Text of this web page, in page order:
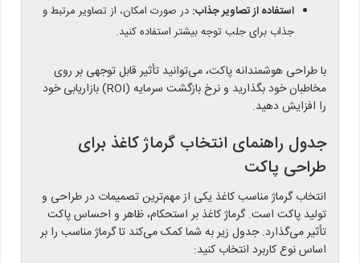
استفاده از تصاویر جذاب: در صورت امکان، از تصاویر مرتبط و
جذاب برای جلب توجه بیشتر استفاده کنید.
با طراحی هوشمندانه پاکت، می‌توانید تأثیر قابل توجهی بر روی
مخاطبان خود بگذارید و نرخ بازگشت سرمایه (ROI) بازاریابی خود
را افزایش دهید.
جدول راهنمای انتخاب گرماژ کاغذ برای
طراحی پاکت
انتخاب گرماژ مناسب کاغذ یکی از مهم‌ترین تصمیمات در طراحی و
تولید پاکت است. گرماژ کاغذ بر استحکام، ظاهر و احساس پاکت
تأثیر می‌گذارد. جدول زیر به شما کمک می‌کند تا گرماژ مناسب را بر
اساس نوع کاربرد انتخاب کنید: